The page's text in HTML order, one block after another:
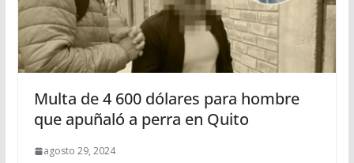
Multa de 4 600 dólares para hombre
que apuñaló a perra en Quito
agosto 29, 2024